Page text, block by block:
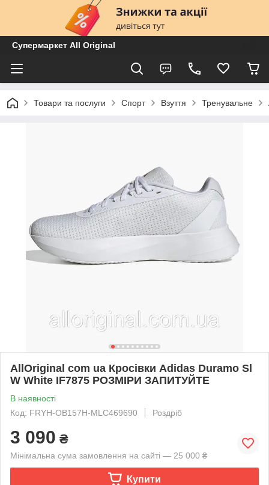
Супермаркет All Original
Товари та послуги Спорт Взуття Тренувальне
AllOriginal com ua Кросівки Adidas Duramo Sl
W White IF7875 РОЗМІРИ ЗАПИТУЙТЕ
В наявності
Код: FRYH-OB157H-MLC469690
Роздріб
3 090 ₴
Мінімальна сума замовлення на сайті — 25 000 ₴
Купити